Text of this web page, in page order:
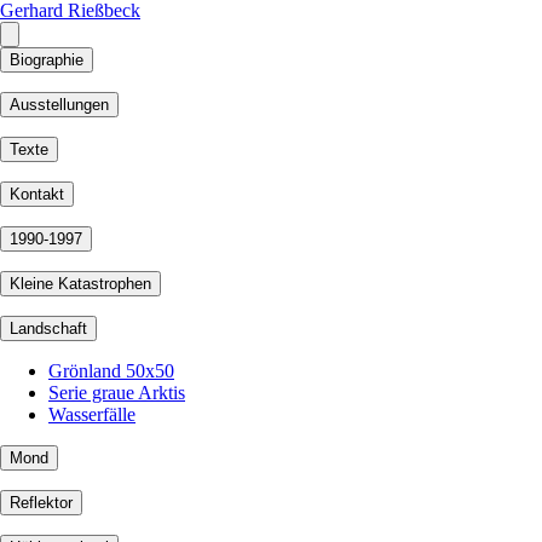
Gerhard Rießbeck
Biographie
Ausstellungen
Texte
Kontakt
1990-1997
Kleine Katastrophen
Landschaft
Grönland 50x50
Serie graue Arktis
Wasserfälle
Mond
Reflektor